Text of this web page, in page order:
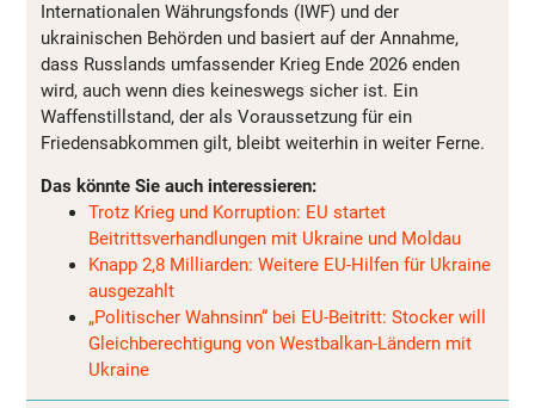
Internationalen Währungsfonds (IWF) und der
ukrainischen Behörden und basiert auf der Annahme,
dass Russlands umfassender Krieg Ende 2026 enden
wird, auch wenn dies keineswegs sicher ist. Ein
Waffenstillstand, der als Voraussetzung für ein
Friedensabkommen gilt, bleibt weiterhin in weiter Ferne.
Das könnte Sie auch interessieren:
Trotz Krieg und Korruption: EU startet
Beitrittsverhandlungen mit Ukraine und Moldau
Knapp 2,8 Milliarden: Weitere EU-Hilfen für Ukraine
ausgezahlt
„Politischer Wahnsinn“ bei EU-Beitritt: Stocker will
Gleichberechtigung von Westbalkan-Ländern mit
Ukraine